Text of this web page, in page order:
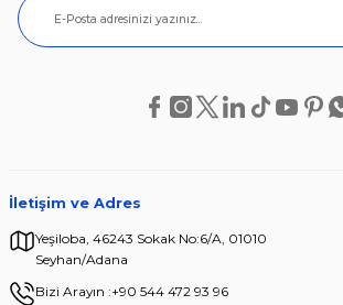
İletişim ve Adres
Yeşiloba, 46243 Sokak No:6/A, 01010
Seyhan/Adana
Bizi Arayın :+90 544 472 93 96